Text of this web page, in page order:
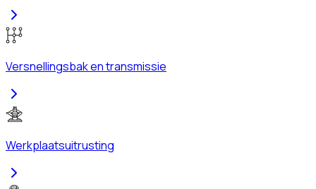
Versnellingsbak en transmissie
Werkplaatsuitrusting